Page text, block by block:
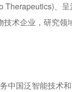
、呈
术企业，研究领
中国泛智能技术